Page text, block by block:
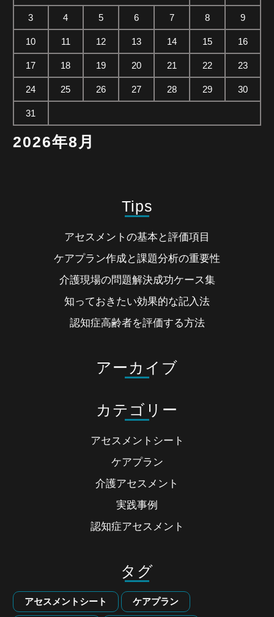
2026年8月
3 4 5 6 7 8 9
10 11 12 13 14 15 16
17 18 19 20 21 22 23
24 25 26 27 28 29 30
31
Tips
アセスメントの基本と評価項目
ケアプラン作成と課題分析の重要性
介護現場の問題解決成功ケース集
知っておきたい効果的な記入法
認知症高齢者を評価する方法
アーカイブ
カテゴリー
アセスメントシート
ケアプラン
介護アセスメント
実践事例
認知症アセスメント
タグ
アセスメントシート ケアプラン